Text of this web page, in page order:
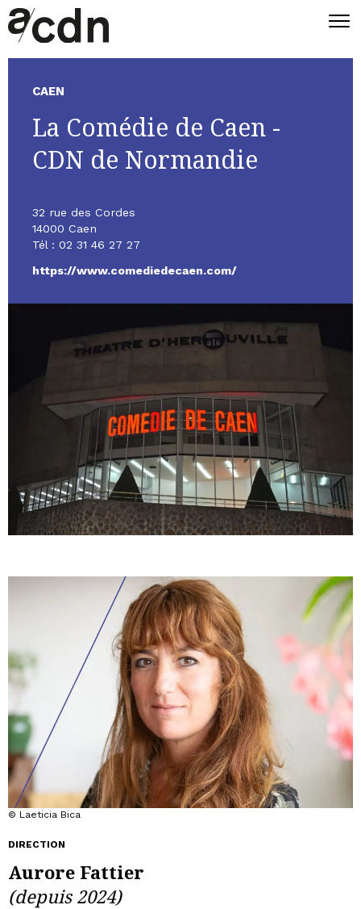
CAEN
La Comédie de Caen -
CDN de Normandie
32 rue des Cordes
14000 Caen
Tél : 02 31 46 27 27
https://www.comediedecaen.com/
© Laeticia Bica
DIRECTION
Aurore Fattier
(depuis 2024)